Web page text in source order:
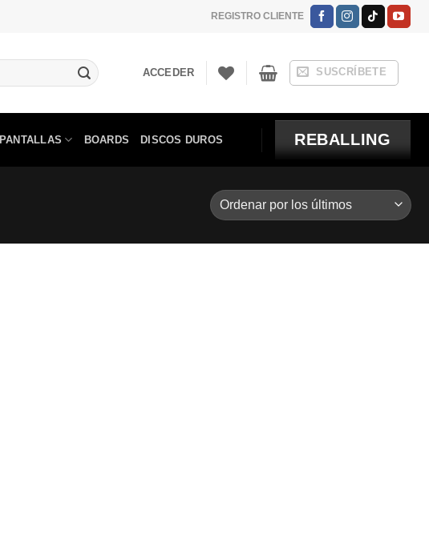
REGISTRO CLIENTE
ACCEDER SUSCRÍBETE
PANTALLAS BOARDS DISCOS DUROS REBALLING